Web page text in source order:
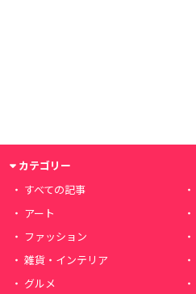
カテゴリー
すべての記事
アート
ファッション
雑貨・インテリア
グルメ